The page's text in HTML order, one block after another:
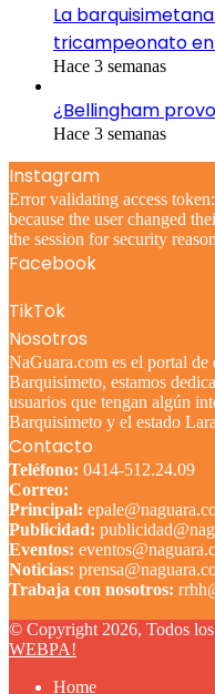
La
tricampeonato
Hace 3 semanas
¿Bellingham
Hace 3 semanas
Instagram
Error validating access
because the user changed
the session for security
Facebook
TikTok
Nosotros
NaGuara.com es el portal
Barquisimeto, estamos
usuarios que tengan algún
Barquisimeto y el estado
Contacto
Teléfono: 0414-512.24.09
Correo:
Principal:
Publicidad:
Eventos:
Noticias:
Trabaja con nosotros:
© Copyright 2026, Todos
WEBPA!
Home